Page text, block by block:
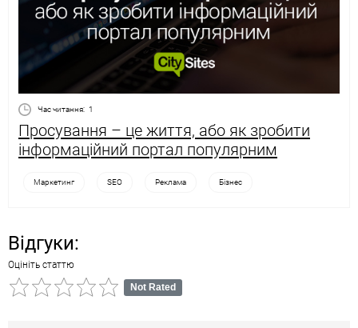
Час читання: 1
Просування – це життя, або як зробити
інформаційний портал популярним
Маркетинг SEO Реклама Бізнес
Відгуки:
Оцініть статтю
Not Rated